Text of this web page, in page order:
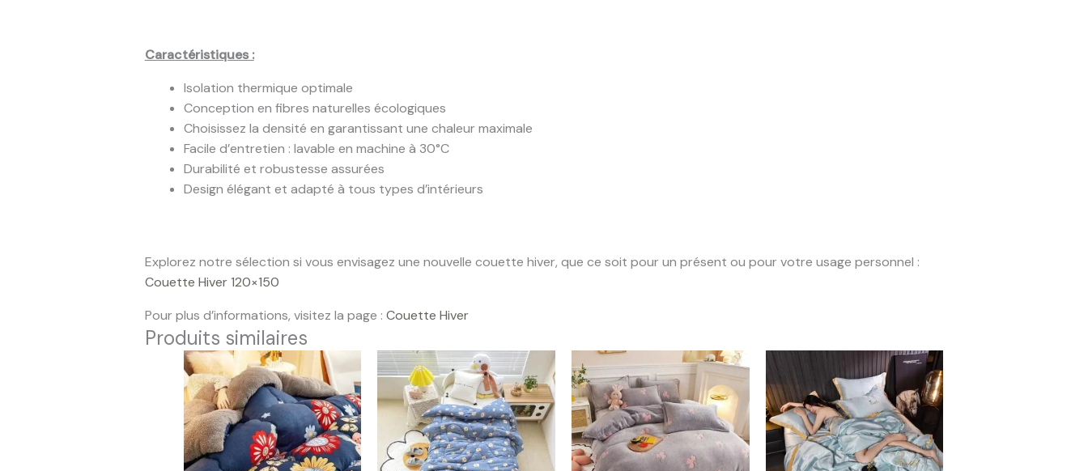
Caractéristiques :
Isolation thermique optimale
Conception en fibres naturelles écologiques
Choisissez la densité en garantissant une chaleur maximale
Facile d’entretien : lavable en machine à 30°C
Durabilité et robustesse assurées
Design élégant et adapté à tous types d’intérieurs
Explorez notre sélection si vous envisagez une nouvelle couette hiver, que ce soit pour un présent ou pour votre usage personnel :
Couette Hiver 120×150
Pour plus d’informations, visitez la page : Couette Hiver
Produits similaires
Plage
de
prix :
129.99 €
à
159.99 €
Plage
de
prix :
54.99 €
à
79.99 €